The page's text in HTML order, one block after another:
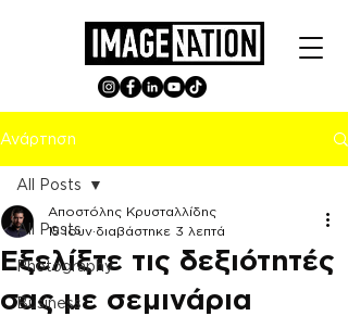
Ανάρτηση
All Posts
Photography
Business
All Posts
Εξελίξτε τις δεξιότητές
σας με σεμινάρια
Αποστόλης Κρυσταλλίδης
15 Ιουν διαβάστηκε 3 λεπτά